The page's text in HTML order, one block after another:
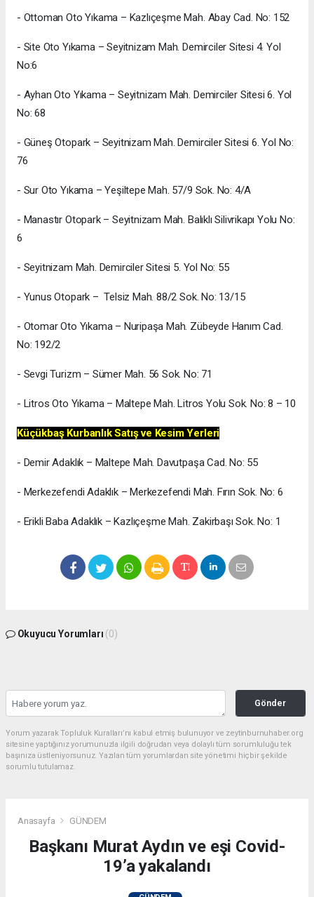
- Ottoman Oto Yıkama – Kazlıçeşme Mah. Abay Cad. No: 152
- Site Oto Yıkama – Seyitnizam Mah. Demirciler Sitesi 4. Yol
No:6
- Ayhan Oto Yıkama – Seyitnizam Mah. Demirciler Sitesi 6. Yol
No: 68
- Güneş Otopark – Seyitnizam Mah. Demirciler Sitesi 6. Yol No:
76
- Sur Oto Yıkama – Yeşiltepe Mah. 57/9 Sok. No: 4/A
- Manastır Otopark – Seyitnizam Mah. Balıklı Silivrikapı Yolu No:
6
- Seyitnizam Mah. Demirciler Sitesi 5. Yol No: 55
- Yunus Otopark – Telsiz Mah. 88/2 Sok. No: 13/15
- Otomar Oto Yıkama – Nuripaşa Mah. Zübeyde Hanım Cad.
No: 192/2
- Sevgi Turizm – Sümer Mah. 56 Sok. No: 71
- Litros Oto Yıkama – Maltepe Mah. Litros Yolu Sok. No: 8 – 10
Küçükbaş Kurbanlık Satış ve Kesim Yerleri
- Demir Adaklık – Maltepe Mah. Davutpaşa Cad. No: 55
- Merkezefendi Adaklık – Merkezefendi Mah. Fırın Sok. No: 6
- Erikli Baba Adaklık – Kazlıçeşme Mah. Zakirbaşı Sok. No: 1
Okuyucu Yorumları (0)
Gönder
Yorum yazarak Topluluk Kuralları’nı kabul etmiş bulunuyor ve zeytinburnuhaber.org
sitesine yaptığınız yorumunuzla ilgili doğrudan veya dolaylı tüm sorumluluğu tek
başınıza üstleniyorsunuz. Yazılan tüm yorumlardan site yönetimi hiçbir şekilde
sorumlu tutulamaz.
Anasayfa GÜNDEM
Başkanı Murat Aydın ve eşi Covid-
19’a yakalandı